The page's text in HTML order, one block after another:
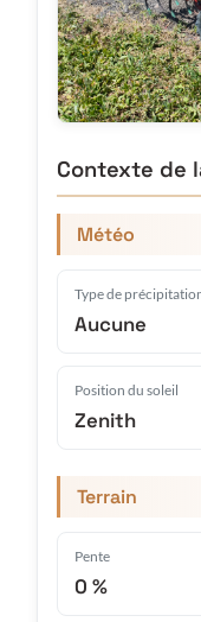
Contexte de
Météo
Type de
Aucune
Position du soleil
Zenith
Terrain
Pente
0 %